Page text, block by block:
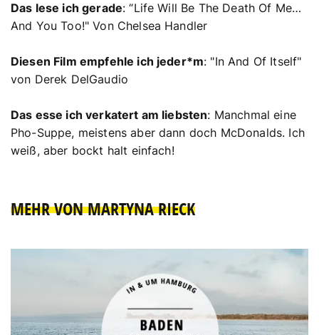
Das lese ich gerade: “Life Will Be The Death Of Me…
And You Too!" Von Chelsea Handler
Diesen Film empfehle ich jeder*m: "In And Of Itself"
von Derek DelGaudio
Das esse ich verkatert am liebsten: Manchmal eine
Pho-Suppe, meistens aber dann doch McDonalds. Ich
weiß, aber bockt halt einfach!
MEHR VON MARTYNA RIECK